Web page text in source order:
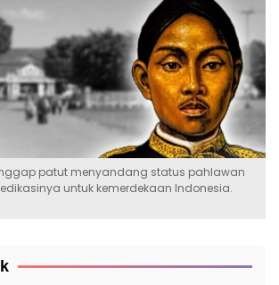
patut menyandang status pahlawan
untuk kemerdekaan Indonesia.